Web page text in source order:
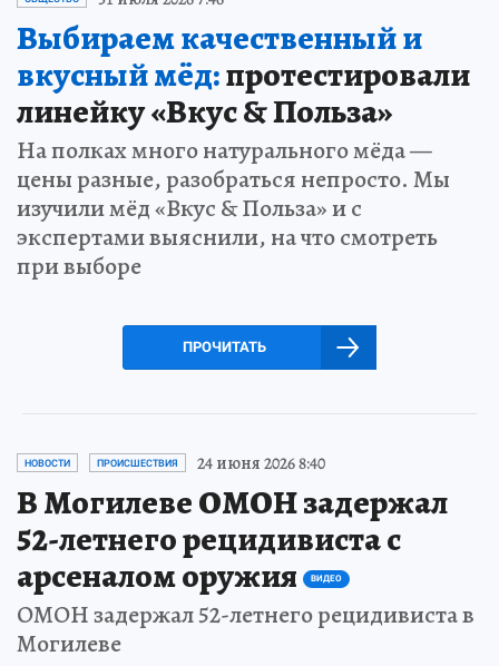
Выбираем качественный и
вкусный мёд:протестировали
линейку «Вкус & Польза»
На полках много натурального мёда —
цены разные, разобраться непросто. Мы
изучили мёд «Вкус & Польза» и с
экспертами выяснили, на что смотреть
при выборе
ПРОЧИТАТЬ
НОВОСТИ ПРОИСШЕСТВИЯ 24 июня 2026 8:40
В Могилеве ОМОН задержал
52-летнего рецидивиста с
арсеналом оружия
ВИДЕО
ОМОН задержал 52-летнего рецидивиста в
Могилеве